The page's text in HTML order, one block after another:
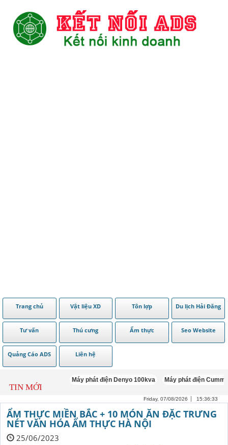
Trang chủ Vật liệu XD Tôn lợp Du lịch Hải Đăng
Tư vấn Thú cưng Ẩm thực Seo Website
Quảng Cáo ADS Liên hệ
TIN MỚI
Máy phát điện Denyo 100kva Máy phát điện Cummins
Friday, 07/08/2026 15:36:35
ẨM THỰC MIỀN BẮC + 10 MÓN ĂN ĐẶC TRƯNG
NÉT VĂN HÓA ẨM THỰC HÀ NỘI
25/06/2023